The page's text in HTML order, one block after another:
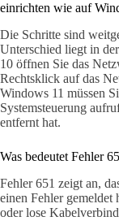
einrichten wie auf
Die Schritte sind
Unterschied liegt in
10 öffnen Sie das
Rechtsklick auf das
Windows 11 müssen
Systemsteuerung
entfernt hat.
Was bedeutet Fehler
Fehler 651 zeigt an,
einen Fehler gemeldet
oder lose